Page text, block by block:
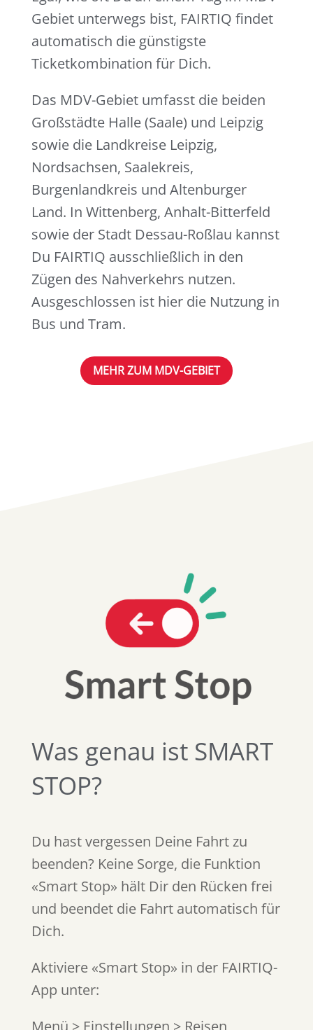
Gebiet unterwegs bist, FAIRTIQ findet
automatisch die günstigste
Ticketkombination für Dich.
Das MDV-Gebiet umfasst die beiden
Großstädte Halle (Saale) und Leipzig
sowie die Landkreise Leipzig,
Nordsachsen, Saalekreis,
Burgenlandkreis und Altenburger
Land. In Wittenberg, Anhalt-Bitterfeld
sowie der Stadt Dessau-Roßlau kannst
Du FAIRTIQ ausschließlich in den
Zügen des Nahverkehrs nutzen.
Ausgeschlossen ist hier die Nutzung in
Bus und Tram.
MEHR ZUM MDV-GEBIET
Was genau ist SMART
STOP?
Du hast vergessen Deine Fahrt zu
beenden? Keine Sorge, die Funktion
«Smart Stop» hält Dir den Rücken frei
und beendet die Fahrt automatisch für
Dich.
Aktiviere «Smart Stop» in der FAIRTIQ-
App unter:
Menü > Einstellungen > Reisen